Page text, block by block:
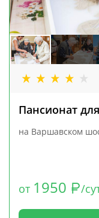
Пансионат
на Варшавском
от 1950 /